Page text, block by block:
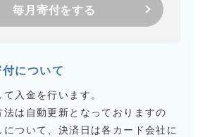
毎月寄付をする
付について
入金を行います。
法は自動更新となっておりますの
について、決済日は各カード会社に